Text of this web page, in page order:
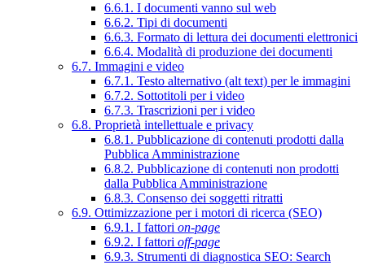
6.6.1. I documenti vanno sul web
6.6.2. Tipi di documenti
6.6.3. Formato di lettura dei documenti elettronici
6.6.4. Modalità di produzione dei documenti
6.7. Immagini e video
6.7.1. Testo alternativo (alt text) per le immagini
6.7.2. Sottotitoli per i video
6.7.3. Trascrizioni per i video
6.8. Proprietà intellettuale e privacy
6.8.1. Pubblicazione di contenuti prodotti dalla
Pubblica Amministrazione
6.8.2. Pubblicazione di contenuti non prodotti
dalla Pubblica Amministrazione
6.8.3. Consenso dei soggetti ritratti
6.9. Ottimizzazione per i motori di ricerca (SEO)
6.9.1. I fattori on-page
6.9.2. I fattori off-page
6.9.3. Strumenti di diagnostica SEO: Search